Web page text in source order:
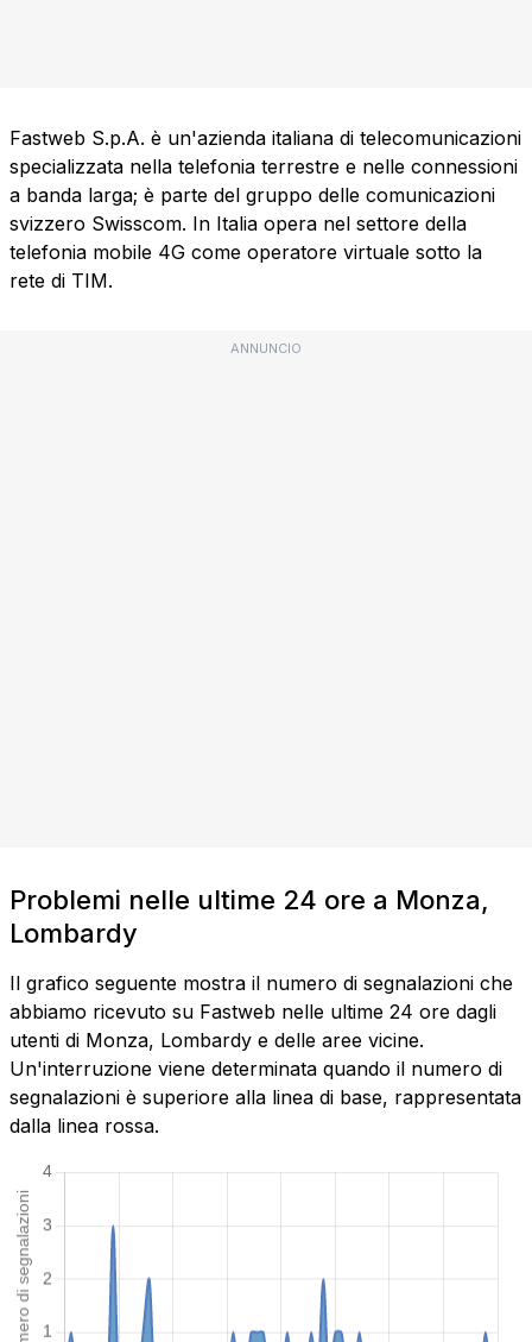
Fastweb S.p.A. è un'azienda italiana di telecomunicazioni
specializzata nella telefonia terrestre e nelle connessioni
a banda larga; è parte del gruppo delle comunicazioni
svizzero Swisscom. In Italia opera nel settore della
telefonia mobile 4G come operatore virtuale sotto la
rete di TIM.
ANNUNCIO
Problemi nelle ultime 24 ore a Monza,
Lombardy
Il grafico seguente mostra il numero di segnalazioni che
abbiamo ricevuto su Fastweb nelle ultime 24 ore dagli
utenti di Monza, Lombardy e delle aree vicine.
Un'interruzione viene determinata quando il numero di
segnalazioni è superiore alla linea di base, rappresentata
dalla linea rossa.